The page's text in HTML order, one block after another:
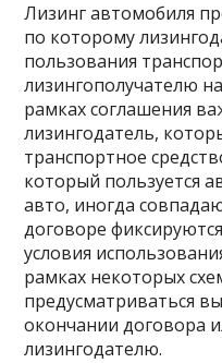
Лизинг автомобиля
по которому
пользования
лизингополучателю
рамках соглашения
лизингодатель,
транспортное
который пользуется
авто, иногда
договоре
условия
рамках некоторых
предусматриваться
окончании договора
лизингодателю.